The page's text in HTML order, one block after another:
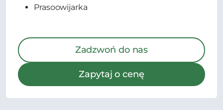
Prasoowijarka
Zadzwoń do nas
Zapytaj o cenę